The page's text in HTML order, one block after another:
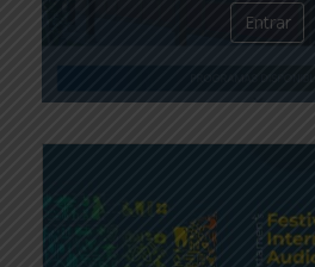
Entrar